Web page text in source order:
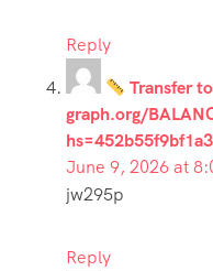
Reply
Transfer
graph.org/
June 9, 2026 at
jw295p
Reply